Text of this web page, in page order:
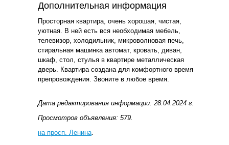
Дополнительная информация
Просторная квартира, очень хорошая, чистая,
уютная. В ней есть вся необходимая мебель,
телевизор, холодильник, микроволновая печь,
стиральная машинка автомат, кровать, диван,
шкаф, стол, стулья в квартире металлическая
дверь. Квартира создана для комфортного время
препровождения. Звоните в любое время.
Дата редактирования информации: 28.04.2024 г.
Просмотров объявления: 579.
на просп. Ленина.